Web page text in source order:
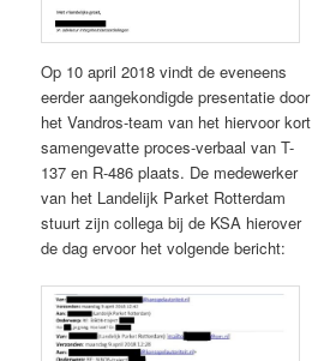
Op 10 april 2018 vindt de eveneens
eerder aangekondigde presentatie door
het Vandros-team van het hiervoor kort
samengevatte proces-verbaal van T-
137 en R-486 plaats. De medewerker
van het Landelijk Parket Rotterdam
stuurt zijn collega bij de KSA hierover
de dag ervoor het volgende bericht: